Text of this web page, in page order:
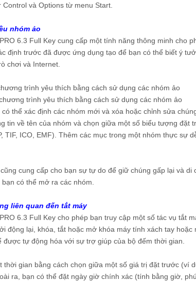
Control và Options từ menu Start.
nhóm ảo
6.3 Full Key cung cấp một tính năng thông minh cho
định trước đã được ứng dụng tạo để bạn có thể biết ý
chơi và Internet.
trình yêu thích bằng cách sử dụng các nhóm ảo
trình yêu thích bằng cách sử dụng các nhóm ảo
thể xác định các nhóm mới và xóa hoặc chỉnh sửa
tin về tên của nhóm và chọn giữa một số biểu tượng
TIF, ICO, EMF). Thêm các mục trong một nhóm thực sự
cung cấp cho bạn sự tự do để giữ chúng gấp lại và
có thể mở ra các nhóm.
liên quan đến tắt máy
6.3 Full Key cho phép bạn truy cập một số tác vụ tắt
động lại, khóa, tắt hoặc mở khóa máy tính xách tay
được tự động hóa với sự trợ giúp của bộ đếm thời gian.
thời gian bằng cách chọn giữa một số giá trị đặt trước (ví
ra, bạn có thể đặt ngày giờ chính xác (tính bằng giờ,